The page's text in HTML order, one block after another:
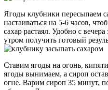
Ягоды клубники пересыпаем
настаиваться на 5-6 часов,
сахар растаял. Удобно с
утром получить готовый
Ставим ягоды на огонь,
ягоды вынимаем, а сироп
огне. Варим сироп 35 минут,